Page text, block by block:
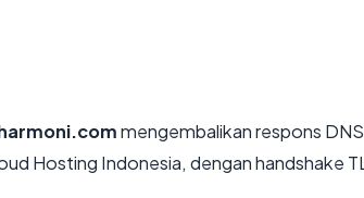
mengembalikan respons
Hosting Indonesia, dengan handshake